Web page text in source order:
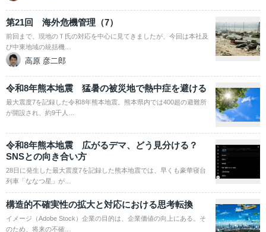
第21回 海外危機管理（7）
前回まで、現地のＴ氏の対応を中心に見てきましたが、今回は本社及
び中東地域の統括機…
高原 彦二郎
令和8年熊本地震 猛暑の被災地で熱中症を避ける
最大震度7を記録した令和8年熊本地震。熊本県内では400超の避難所
が開設され、約9千人…
令和8年熊本地震 広がるデマ、どう見分ける？
SNSとの向き合い方
28日に発生した最大震度7を記録した熊本地震では、早くも豪華寝台
列車「ななつ星」が…
構造的不確実性の拡大と対応における思考転換
イメージ（Adobe Stock）企業の目的は、企業価値の向上にある。そ
のため、将来の不確…